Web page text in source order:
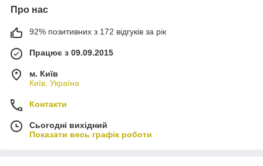
Про нас
92% позитивних з 172 відгуків за рік
Працює з 09.09.2015
м. Київ
Київ, Україна
Контакти
Сьогодні вихідний
Показати весь графік роботи